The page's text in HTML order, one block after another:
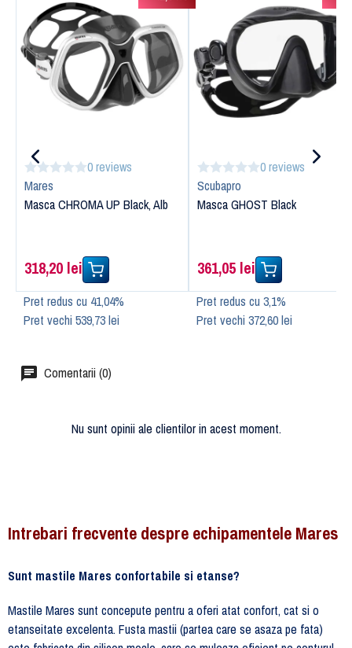
0 reviews
Mares
Masca CHROMA UP Black, Alb
318,20 lei
Pret redus cu 41,04%
Pret vechi 539,73 lei
0 reviews
Scubapro
Masca GHOST Black
361,05 lei
Pret redus cu 3,1%
Pret vechi 372,60 lei
Comentarii (0)
Nu sunt opinii ale clientilor in acest moment.
Intrebari frecvente despre echipamentele Mares
Sunt mastile Mares confortabile si etanse?
Mastile Mares sunt concepute pentru a oferi atat confort, cat si o
etanseitate excelenta. Fusta mastii (partea care se asaza pe fata)